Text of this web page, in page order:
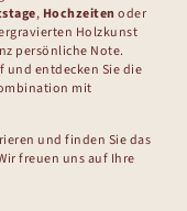
, Hochzeitenoder
Holzkunst
persönliche Note.
und entdecken Sie die
mit
und finden Sie das
freuen uns auf Ihre